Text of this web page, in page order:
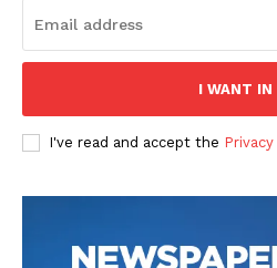
I WANT IN
I've read and accept the